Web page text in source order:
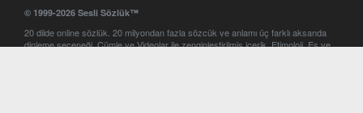
© 1999-2026 Sesli Sözlük™
20 dilde online sözlük. 20 milyondan fazla sözcük ve anlamı üç farklı aksanda
dinleme seçeneği. Cümle ve Videolar ile zenginleştirilmiş içerik. Etimoloji, Eş ve